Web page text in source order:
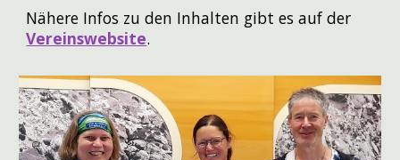
Nähere Infos zu den Inhalten gibt es auf der
Vereinswebsite.